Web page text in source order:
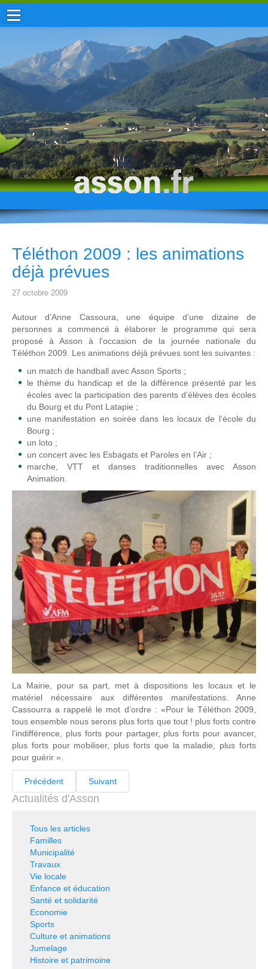
ACCUEIL / INFOS
MUNICIPALITÉ
VIE LOCALE
ENFANCE
TOURISME
HISTOIRE
Téléthon 2009 : les animations
déjà prévues
27 octobre 2009
Autour d’Anne Cassoura, une équipe d’une dizaine de
personnes a commencé à élaborer le programme qui sera
proposé à Asson à l’occasion de la journée nationale du
Téléthon 2009. Les animations déjà prévues sont les suivantes :
un match de handball avec Asson Sports ;
le thème du handicap et de la différence présenté par les
écoles avec la participation des parents d’élèves des écoles
du Bourg et du Pont Latapie ;
une manifestation en soirée dans les locaux de l’école du
Bourg ;
un loto ;
un concert avec les Esbagats et Paroles en l’Air ;
marche, VTT et danses traditionnelles avec Asson
Animation.
La Mairie, pour sa part, met à dispositions les locaux et le
matériel nécessaire aux différentes manifestations. Anne
Cassourra a rappelé le mot d’ordre : «Pour le Téléthon 2009,
tous ensemble nous serons plus forts que tout ! plus forts contre
l’indifférence, plus forts pour partager, plus forts pour avancer,
plus forts pour mobiliser, plus forts que la maladie, plus forts
pour guérir ».
Précédent Suivant
Actualités d'Asson
Tous les articles
Familles
Municipalité
Travaux
Vie locale
Enfance et éducation
Santé et solidarité
Economie
Sports
Culture et animations
Jumelage
Histoire et patrimoine